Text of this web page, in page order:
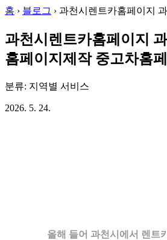
홈 › 블로그 › 과천시렌트카홈페이지
과천시렌트카홈페이지
홈페이지제작 중고차홈
분류: 지역별 서비스
2026. 5. 24.
올해 들어 과천시에서 렌트